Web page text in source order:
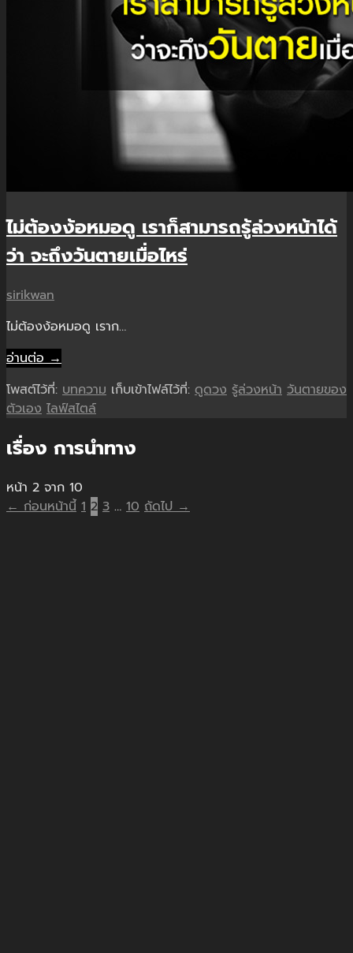
ไม่ต้องง้อหมอดู เราก็สามารถรู้ล่วงหน้าได้
ว่า จะถึงวันตายเมื่อไหร่
sirikwan
ไม่ต้องง้อหมอดู เราก…
อ่านต่อ →
โพสต์ไว้ที่: บทความ เก็บเข้าไฟล์ไว้ที่: ดูดวง รู้ล่วงหน้า วันตายของ
ตัวเอง ไลฟ์สไตล์
เรื่อง การนำทาง
หน้า 2 จาก 10
← ก่อนหน้านี้ 1 2 3 … 10 ถัดไป →